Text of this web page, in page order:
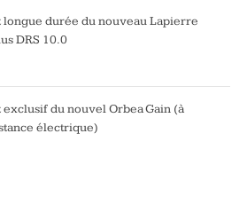
longue durée du nouveau Lapierre
DRS 10.0
exclusif du nouvel Orbea Gain (à
électrique)